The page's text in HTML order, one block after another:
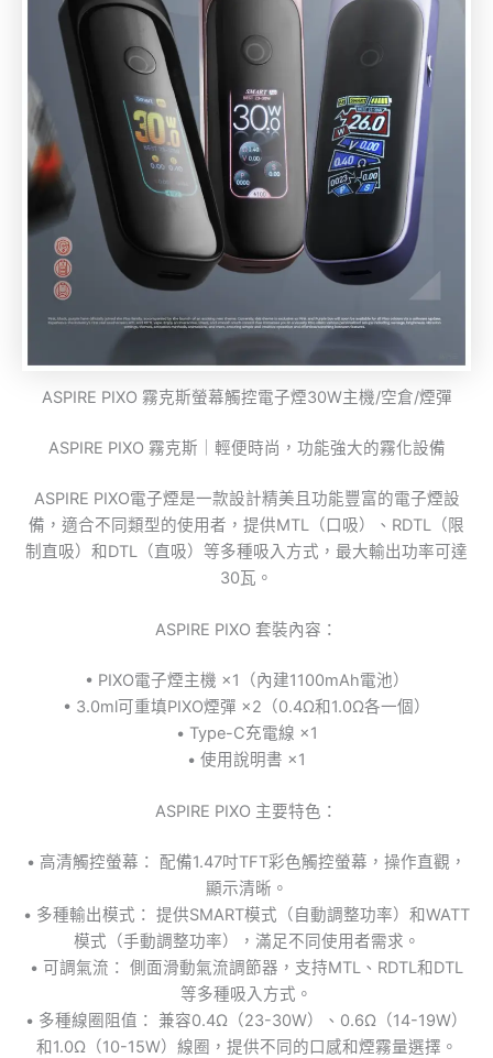
ASPIRE PIXO 霧克斯螢幕觸控電子煙30W主機/空倉/煙彈
ASPIRE PIXO 霧克斯｜輕便時尚，功能強大的霧化設備
ASPIRE PIXO電子煙是一款設計精美且功能豐富的電子煙設
備，適合不同類型的使用者，提供MTL（口吸）、RDTL（限
制直吸）和DTL（直吸）等多種吸入方式，最大輸出功率可達
30瓦。
ASPIRE PIXO 套裝內容：
• PIXO電子煙主機 ×1（內建1100mAh電池）
• 3.0ml可重填PIXO煙彈 ×2（0.4Ω和1.0Ω各一個）
• Type-C充電線 ×1
• 使用說明書 ×1
ASPIRE PIXO 主要特色：
• 高清觸控螢幕： 配備1.47吋TFT彩色觸控螢幕，操作直觀，
顯示清晰。
• 多種輸出模式： 提供SMART模式（自動調整功率）和WATT
模式（手動調整功率），滿足不同使用者需求。
• 可調氣流： 側面滑動氣流調節器，支持MTL、RDTL和DTL
等多種吸入方式。
• 多種線圈阻值： 兼容0.4Ω（23-30W）、0.6Ω（14-19W）
和1.0Ω（10-15W）線圈，提供不同的口感和煙霧量選擇。